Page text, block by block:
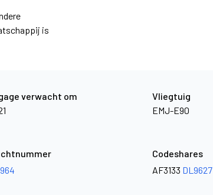
is
verwacht om
Vliegtuig
EMJ-E90
Codeshares
AF3133 DL9627